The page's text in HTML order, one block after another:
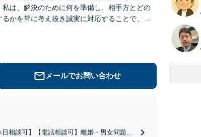
私は、解決のために何を準備し、相手方とどの
かを常に考え抜き誠実に対応することで、分
メールでお問い合わせ
日相談可】【電話相談可】離婚・男女問題は